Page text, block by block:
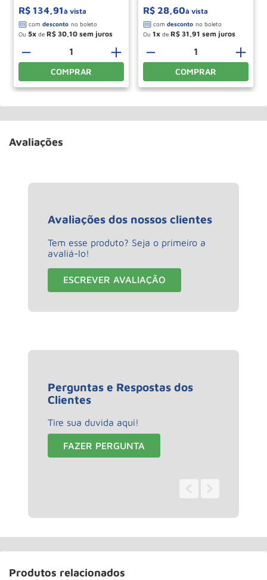
R$ 134 91à vista
Ou 5 de R$ 30 10
＋
－
COMPRAR
R$ 28 60à vista
Ou 1 de R$ 31 91
＋
－
COMPRAR
Avaliações
Avaliações dos nossos clientes
Tem esse produto? Seja o primeiro a
avaliá-lo!
ESCREVER AVALIAÇÃO
Perguntas e Respostas dos
Clientes
Tire sua duvida aqui!
FAZER PERGUNTA
Produtos relacionados